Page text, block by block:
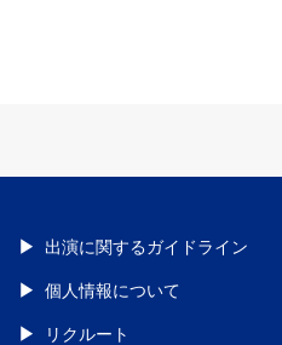
出演に関するガイドライン
個人情報について
リクルート